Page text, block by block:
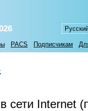
PACS Подписчикам
сети Internet